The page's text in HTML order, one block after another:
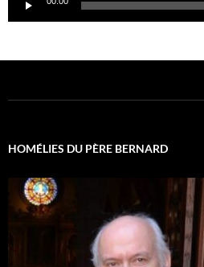
HOMÉLIES DU PÈRE BERNARD